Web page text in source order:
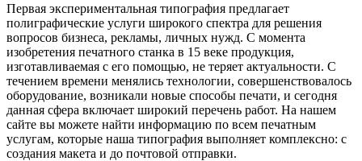
Первая экспериментальная типография предлагает
полиграфические услуги широкого спектра для решения
вопросов бизнеса, рекламы, личных нужд. С момента
изобретения печатного станка в 15 веке продукция,
изготавливаемая с его помощью, не теряет актуальности. С
течением времени менялись технологии, совершенствовалось
оборудование, возникали новые способы печати, и сегодня
данная сфера включает широкий перечень работ. На нашем
сайте вы можете найти информацию по всем печатным
услугам, которые наша типография выполняет комплексно: с
создания макета и до почтовой отправки.